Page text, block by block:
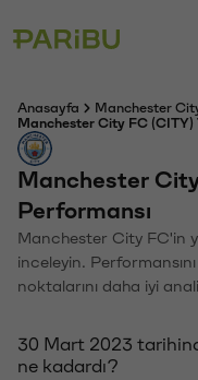
Anasayfa
Manchester
Manchester City FC
Manchester
Performansı
Manchester City FC'in
inceleyin.
noktalarını daha iyi
30 Mart 2023
ne kadardı?